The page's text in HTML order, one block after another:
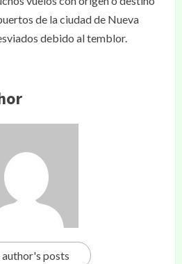
de la ciudad de Nueva
debido al temblor.
author's posts